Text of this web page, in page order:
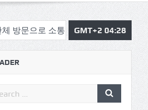
의정 시작 삼육중 4-H 환경동아
GMT+2 04:28